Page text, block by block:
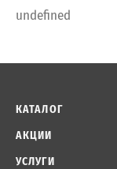
undefined
КАТАЛОГ
АКЦИИ
УСЛУГИ